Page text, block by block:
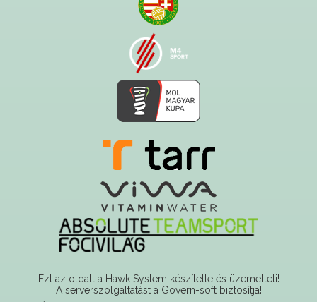
Ezt az oldalt a Hawk System készítette és üzemelteti!